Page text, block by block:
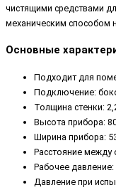
чистящими средствами
механическим способом
Основные
Подходит для
Подключение:
Толщина стенки:
Высота прибора:
Ширина прибора:
Расстояние между
Рабочее давление:
Давление при